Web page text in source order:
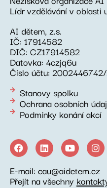
Lídr vzdělávání v oblasti
AI dětem, z.s.
IČ: 17914582
DIČ: CZ17914582
Datovka: 4czjq6u
Číslo účtu:
Stanovy spolku
Ochrana osobních
Podmínky konání akcí
E-mail: cau@aidetem.cz
Přejít na všechny